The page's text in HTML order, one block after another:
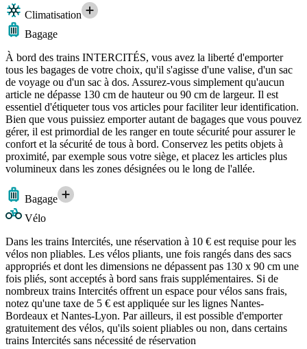
Climatisation
Bagage
À bord des trains INTERCITÉS, vous avez la liberté d'emporter
tous les bagages de votre choix, qu'il s'agisse d'une valise, d'un sac
de voyage ou d'un sac à dos. Assurez-vous simplement qu'aucun
article ne dépasse 130 cm de hauteur ou 90 cm de largeur. Il est
essentiel d'étiqueter tous vos articles pour faciliter leur identification.
Bien que vous puissiez emporter autant de bagages que vous pouvez
gérer, il est primordial de les ranger en toute sécurité pour assurer le
confort et la sécurité de tous à bord. Conservez les petits objets à
proximité, par exemple sous votre siège, et placez les articles plus
volumineux dans les zones désignées ou le long de l'allée.
Bagage
Vélo
Dans les trains Intercités, une réservation à 10 € est requise pour les
vélos non pliables. Les vélos pliants, une fois rangés dans des sacs
appropriés et dont les dimensions ne dépassent pas 130 x 90 cm une
fois pliés, sont acceptés à bord sans frais supplémentaires. Si de
nombreux trains Intercités offrent un espace pour vélos sans frais,
notez qu'une taxe de 5 € est appliquée sur les lignes Nantes-
Bordeaux et Nantes-Lyon. Par ailleurs, il est possible d'emporter
gratuitement des vélos, qu'ils soient pliables ou non, dans certains
trains Intercités sans nécessité de réservation